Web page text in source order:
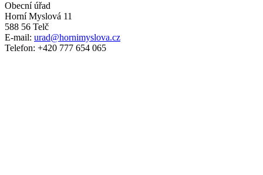
Obecní úřad
Horní Myslová 11
588 56 Telč
E-mail: urad@hornimyslova.cz
Telefon: +420 777 654 065